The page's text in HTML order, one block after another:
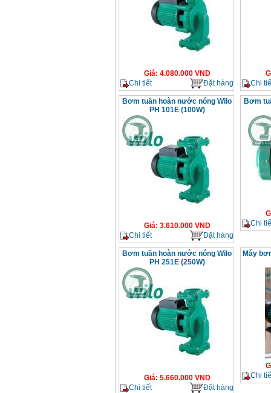
Giá: 4.080.000VND
Chi tiết
Đặt hàng
Chi
Bơm tuần hoàn nước nóng Wilo
PH 101E (100W)
Giá: 3.610.000VND
Chi tiết
Đặt hàng
Bơm
Chi
Bơm tuần hoàn nước nóng Wilo
PH 251E (250W)
Giá: 5.660.000VND
Chi tiết
Đặt hàng
Máy
Chi